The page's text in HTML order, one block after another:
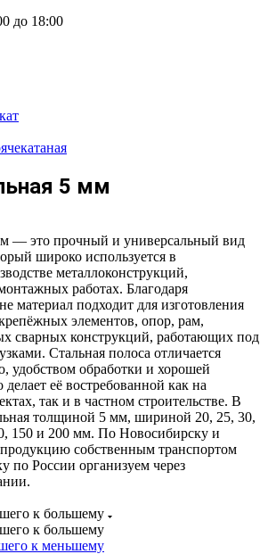
до 18:00
5 мм
— это прочный и универсальный вид
широко используется в
металлоконструкций,
работах. Благодаря
материал подходит для изготовления
элементов, опор, рам,
сварных конструкций, работающих под
Стальная полоса отличается
удобством обработки и хорошей
её востребованной как на
так и в частном строительстве. В
толщиной 5 мм, шириной 20, 25, 30,
150 и 200 мм. По Новосибирску и
продукцию собственным транспортом
по России организуем через
к большему
к большему
к меньшему